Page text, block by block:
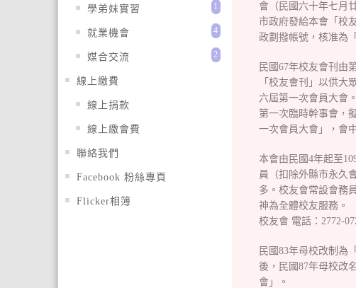
會（民國六十年七月
市政府發給本會「校
政劃撥帳號，核准為
民國67年校友會刊由
「校友會刊」以供大
六屆第一次會員大會
第一次臨時幹事會，
一次會員大會」，會
本會由民國4年起至
員（扣除外縣市永久
多。校友會常設會務
神為全體校友服務。
校友會 電話：2772-
民國83年母校改制為
後，民國87年母校改
會」。
1
學弟妹實習
4
就業機會
2
媒合交流
線上繳費
線上捐款
線上繳會費
聯絡我們
Facebook 粉絲專頁
Flicker相簿